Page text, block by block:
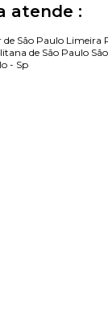
atende :
de São Paulo Limeira
de São Paulo
- Sp